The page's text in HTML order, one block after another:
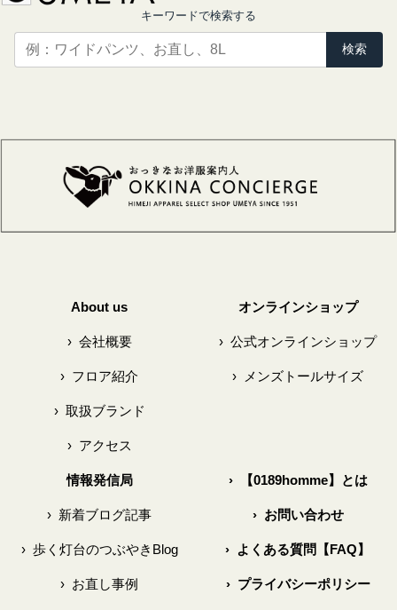
キーワードで検索する
検索
About us
›会社概要
› フロア紹介
›取扱ブランド
›アクセス
オンラインショップ
› 公式オンラインショップ
› メンズトールサイズ
情報発信局
› 新着ブログ記事
›歩く灯台のつぶやきBlog
› お直し事例
›【0189homme】とは
›お問い合わせ
› よくある質問【FAQ】
›プライバシーポリシー